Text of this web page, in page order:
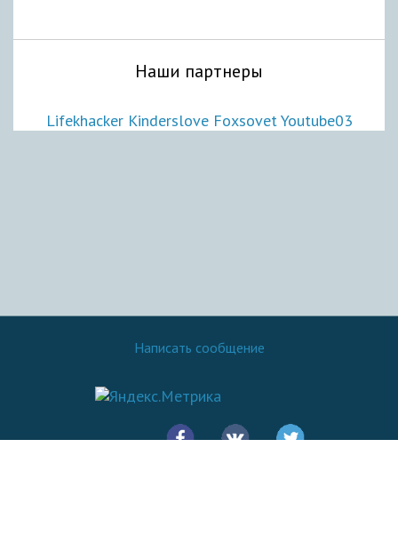
Наши партнеры
Lifekhacker Kinderslove FoxsovetYoutube03
Написать сообщение